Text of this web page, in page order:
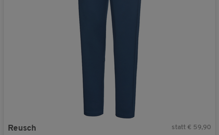
Reusch statt € 59,90